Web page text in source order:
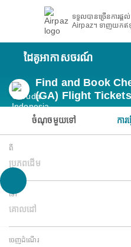
ទទួលបានច្រើនការផ្
Airpaz។ ទាញយកឥឡូ
ដៃគូអាកាសចរណ៍
Find and Book
(GA) Flight Tickets
ចំណុចមួយទៅ ការ
ពី
ប្រភពដើម
ទៅ
គោលដៅ
ចេញដំណើរ